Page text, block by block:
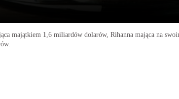
majątkiem 1,6 miliardów dolarów, Rihanna mająca na